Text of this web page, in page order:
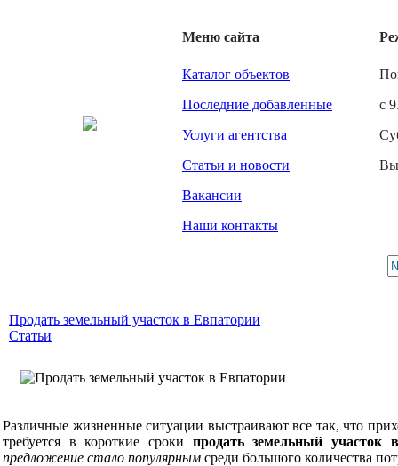
Меню сайта
Каталог объектов
Последние добавленные
Услуги агентства
Статьи и новости
Вакансии
Наши контакты
с
Продать земельный участок в Евпатории
Статьи
Различные жизненные ситуации выстраивают все так, что
требуется в короткие сроки продать земельный участок
предложение стало популярным среди большого количества